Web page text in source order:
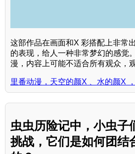
这部作品在画面和X 彩搭配上非常
的表现，给人一种非常梦幻的感觉
漫，内容上可能不适合所有观众，
里番动漫，天空的颜X 、水的颜X
虫虫历险记中，小虫子
挑战，它们是如何团结